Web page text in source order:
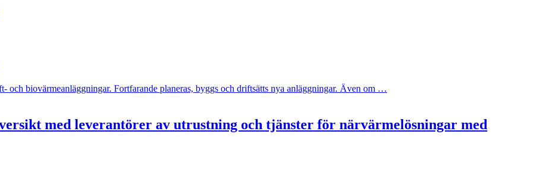
och biovärmeanläggningar. Fortfarande planeras, byggs och driftsätts nya anläggningar. Även om …
med leverantörer av utrustning och tjänster för närvärmelösningar med